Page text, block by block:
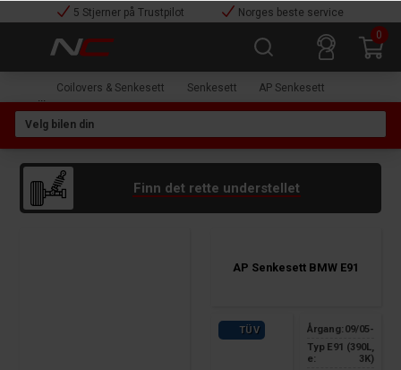
5 Stjerner på Trustpilot
Norges beste service
0
Coilovers & Senkesett Senkesett AP Senkesett
Finn det rette understellet
AP Senkesett BMW E91
TÜV Årgang: 09/05-
Typ
e:
E91 (390L,
3K)